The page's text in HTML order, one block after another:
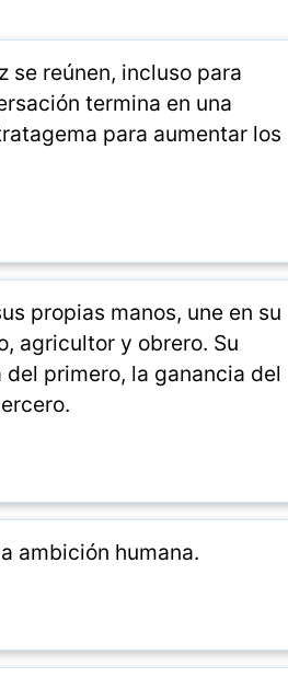
se reúnen, incluso para
termina en una
para aumentar los
propias manos, une en su
agricultor y obrero. Su
primero, la ganancia del
ambición humana.